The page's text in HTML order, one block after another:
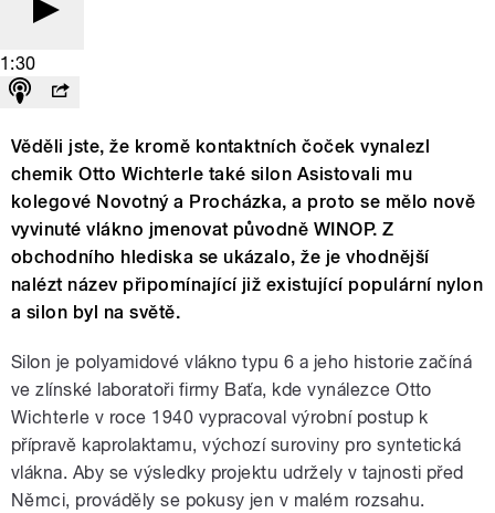
1:30
Věděli jste, že kromě kontaktních čoček vynalezl
chemik Otto Wichterle také silon Asistovali mu
kolegové Novotný a Procházka, a proto se mělo nově
vyvinuté vlákno jmenovat původně WINOP. Z
obchodního hlediska se ukázalo, že je vhodnější
nalézt název připomínající již existující populární nylon
a silon byl na světě.
Silon je polyamidové vlákno typu 6 a jeho historie začíná
ve zlínské laboratoři firmy Baťa, kde vynálezce Otto
Wichterle v roce 1940 vypracoval výrobní postup k
přípravě kaprolaktamu, výchozí suroviny pro syntetická
vlákna. Aby se výsledky projektu udržely v tajnosti před
Němci, prováděly se pokusy jen v malém rozsahu.